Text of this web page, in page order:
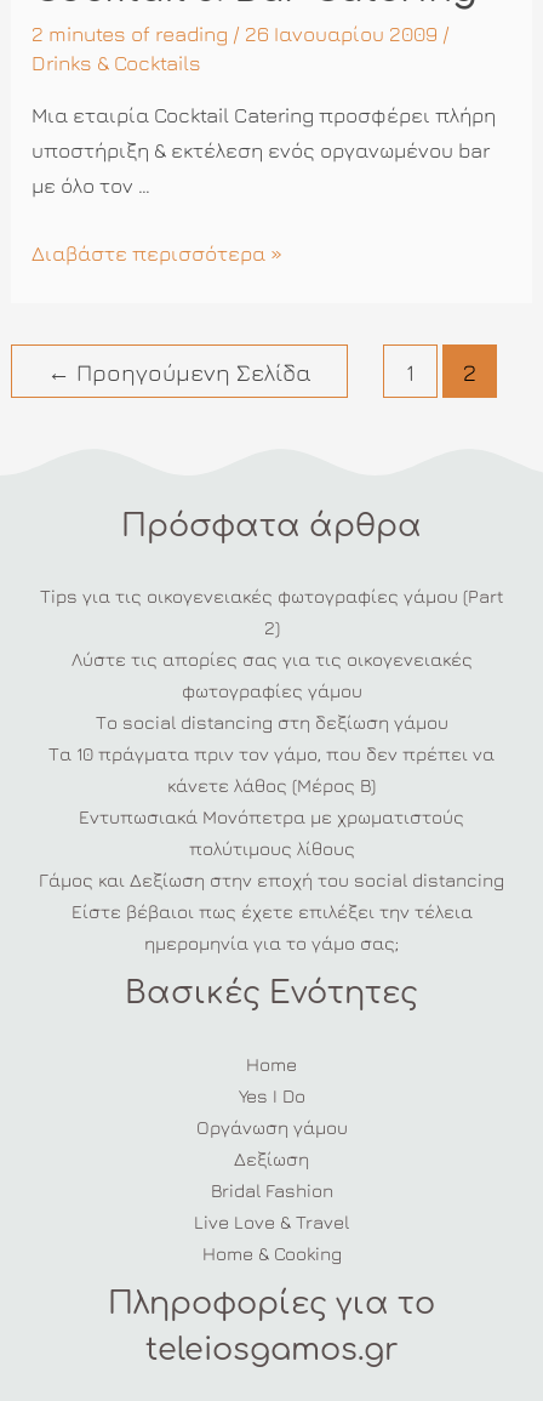
2 minutes of reading / 26 Ιανουαρίου 2009 /
Drinks & Cocktails
Μια εταιρία Cocktail Catering προσφέρει πλήρη
υποστήριξη & εκτέλεση ενός οργανωμένου bar
με όλο τον …
Οι
&
Διαβάστε περισσότερα »
Πλοήγηση
άρθρων
← Προηγούμενη Σελίδα 1 2
Πρόσφατα άρθρα
Tips για τις οικογενειακές φωτογραφίες γάμου (Part
2)
Λύστε τις απορίες σας για τις οικογενειακές
φωτογραφίες γάμου
Το social distancing στη δεξίωση γάμου
Τα 10 πράγματα πριν τον γάμο, που δεν πρέπει να
κάνετε λάθος (Μέρος Β)
Εντυπωσιακά Μονόπετρα με χρωματιστούς
πολύτιμους λίθους
Γάμος και Δεξίωση στην εποχή του social distancing
Είστε βέβαιοι πως έχετε επιλέξει την τέλεια
ημερομηνία για το γάμο σας;
Βασικές Ενότητες
Home
Yes I Do
Οργάνωση γάμου
Δεξίωση
Bridal Fashion
Live Love & Travel
Home & Cooking
Πληροφορίες για το
teleiosgamos.gr